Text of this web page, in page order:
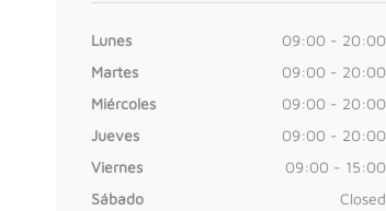
Lunes
09:00 - 20:00
Martes
09:00 - 20:00
Miércoles
09:00 - 20:00
Jueves
09:00 - 20:00
Viernes
09:00 - 15:00
Sábado
Closed